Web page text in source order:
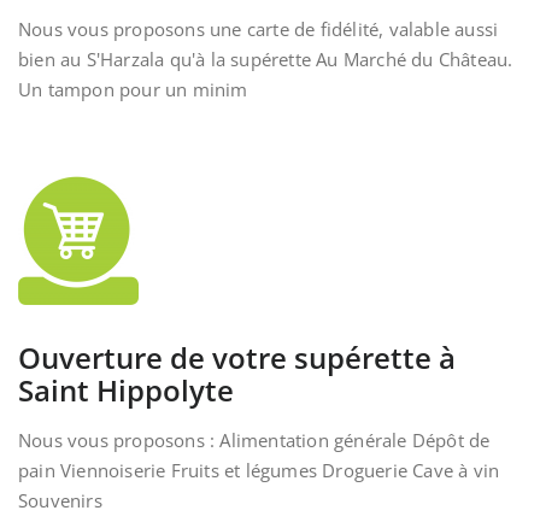
Nous vous proposons une carte de fidélité, valable aussi
bien au S'Harzala qu'à la supérette Au Marché du Château.
Un tampon pour un minim
Ouverture de votre supérette à
Saint Hippolyte
Nous vous proposons : Alimentation générale Dépôt de
pain Viennoiserie Fruits et légumes Droguerie Cave à vin
Souvenirs